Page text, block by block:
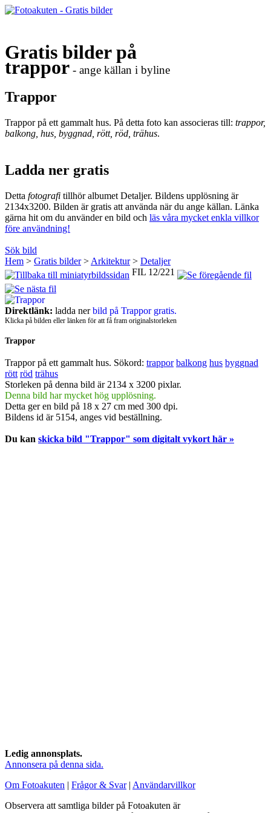
Gratis bilder på
trappor - ange källan i byline
Trappor
Trappor på ett gammalt hus. På detta foto kan associeras till: trappor,
balkong, hus, byggnad, rött, röd, trähus.
Ladda ner gratis
Detta fotografi tillhör albumet Detaljer. Bildens upplösning är
2134x3200. Bilden är gratis att använda när du ange källan. Länka
gärna hit om du använder en bild och läs våra mycket enkla villkor
före användning!
Sök bild
Hem > Gratis bilder> Arkitektur> Detaljer
FIL 12/221
Direktlänk: ladda nerbild på Trappor gratis.
Klicka på bilden eller länken för att få fram originalstorleken
Trappor
Trappor på ett gammalt hus. Sökord: trappor balkong hus byggnad
rött röd trähus
Storleken på denna bild är 2134 x 3200 pixlar.
Denna bild har mycket hög upplösning.
Detta ger en bild på 18 x 27 cm med 300 dpi.
Bildens id är 5154, anges vid beställning.
Du kan skicka bild "Trappor" som digitalt vykort här »
Ledig annonsplats.
Annonsera på denna sida.
Om Fotoakuten | Frågor & Svar| Användarvillkor
Observera att samtliga bilder på Fotoakuten är